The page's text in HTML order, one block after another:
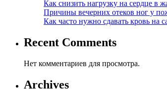
Как снизить нагрузку на сердце в
Причины вечерних отеков ног у
Как часто нужно сдавать кровь на
Recent Comments
Нет комментариев для просмотра.
Archives